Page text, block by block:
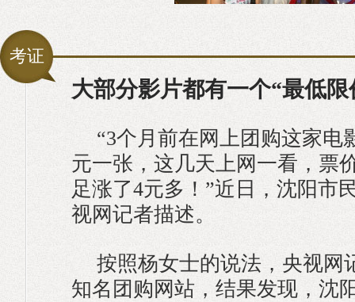
考证
大部分影片都有一个“最低限
“3个月前在网上团购这家电
元一张，这几天上网一看，票
足涨了4元多！”近日，沈阳市
视网记者描述。
按照杨女士的说法，央视网
知名团购网站，结果发现，沈